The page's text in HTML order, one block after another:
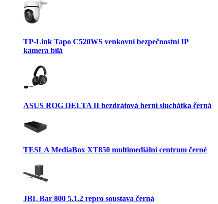
TP-Link Tapo C520WS venkovní bezpečnostní IP
kamera bílá
ASUS ROG DELTA II bezdrátová herní sluchátka černá
TESLA MediaBox XT850 multimediální centrum černé
JBL Bar 800 5.1.2 repro soustava černá